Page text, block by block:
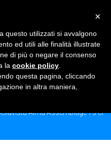
75
Alma Assemblage 75 cl
×
questo utilizzati si avvalgono
ed utili alle finalità illustrate
di più o negare il consenso
la cookie policy
questa pagina, cliccando
in altra maniera,